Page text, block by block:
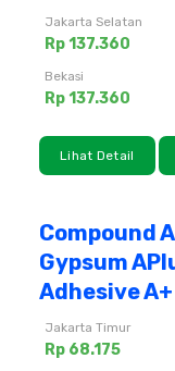
Jakarta Selatan
Rp 137.360
Bekasi
Rp 137.360
Lihat Detail
Compound
Gypsum
Adhesive
Jakarta Timur
Rp 68.175